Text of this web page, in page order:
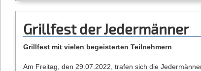
Grillfest der Jedermänner
Grillfest mit vielen begeisterten Teilnehmern
Am Freitag, den 29.07.2022, trafen sich die